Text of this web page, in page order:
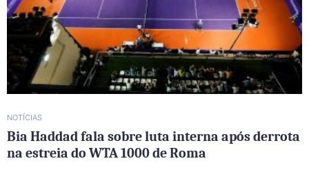
NOTÍCIAS
Bia Haddad fala sobre luta interna após derrota
na estreia do WTA 1000 de Roma